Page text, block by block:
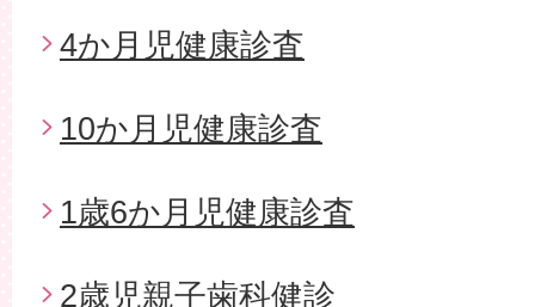
4か月児健康診査
10か月児健康診査
1歳6か月児健康診査
2歳児親子歯科健診